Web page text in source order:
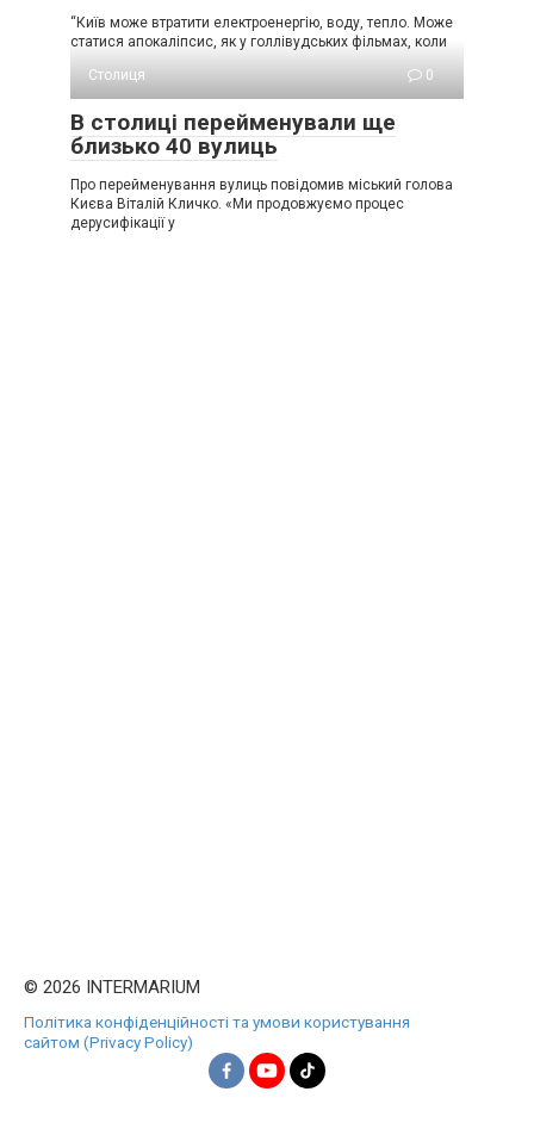
“Київ може втратити електроенергію, воду, тепло. Може
статися апокаліпсис, як у голлівудських фільмах, коли
Столиця
0
В столиці перейменували ще
близько 40 вулиць
Про перейменування вулиць повідомив міський голова
Києва Віталій Кличко. «Ми продовжуємо процес
дерусифікації у
© 2026 INTERMARIUM
Політика конфіденційності та умови користування
сайтом (Privacy Policy)